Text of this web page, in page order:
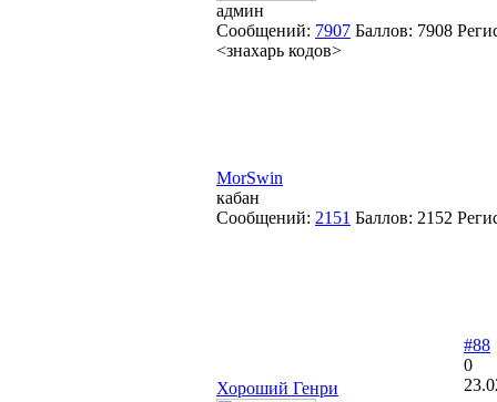
админ
Сообщений: 7907 Баллов: 7908
<знахарь кодов>
MorSwin
кабан
Сообщений: 2151 Баллов: 2152
Хороший Генри
#88
0